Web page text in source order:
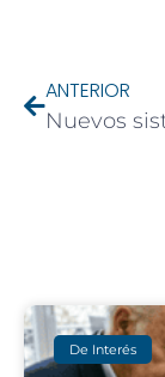
ANTERIOR
De Interés